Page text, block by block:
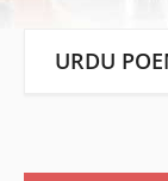
URDU